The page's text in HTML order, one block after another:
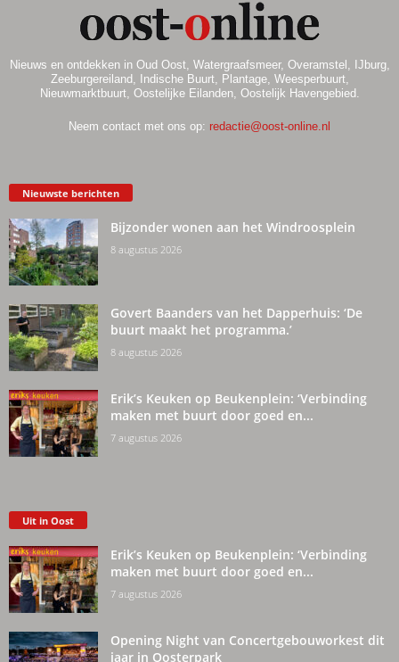
Nieuws en ontdekken in Oud Oost, Watergraafsmeer, Overamstel, IJburg,
Zeeburgereiland, Indische Buurt, Plantage, Weesperbuurt,
Nieuwmarktbuurt, Oostelijke Eilanden, Oostelijk Havengebied.
Neem contact met ons op: redactie@oost-online.nl
Nieuwste berichten
Bijzonder wonen aan het Windroosplein
8 augustus 2026
Govert Baanders van het Dapperhuis: ‘De
buurt maakt het programma.’
8 augustus 2026
Erik’s Keuken op Beukenplein: ‘Verbinding
maken met buurt door goed en...
7 augustus 2026
Uit in Oost
Erik’s Keuken op Beukenplein: ‘Verbinding
maken met buurt door goed en...
7 augustus 2026
Opening Night van Concertgebouworkest dit
jaar in Oosterpark